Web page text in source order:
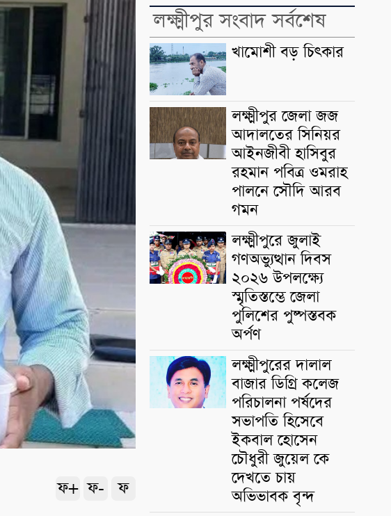
ফ+ ফ- ফ
লক্ষ্মীপুর সংবাদ সর্বশেষ
খামোশী বড় চিৎকার
লক্ষ্মীপুর জেলা জজ
আদালতের সিনিয়র
আইনজীবী হাসিবুর
রহমান পবিত্র ওমরাহ
পালনে সৌদি আরব
গমন
লক্ষ্মীপুরে জুলাই
গণঅভ্যুত্থান দিবস
২০২৬ উপলক্ষ্যে
স্মৃতিস্তম্ভে জেলা
পুলিশের পুষ্পস্তবক
অর্পণ
লক্ষ্মীপুরের দালাল
বাজার ডিগ্রি কলেজ
পরিচালনা পর্ষদের
সভাপতি হিসেবে
ইকবাল হোসেন
চৌধুরী জুয়েল কে
দেখতে চায়
অভিভাবক বৃন্দ